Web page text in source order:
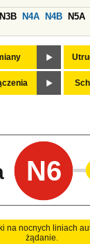
N3B N4A N4B N5A
N6
na nocnych liniach
żądanie.